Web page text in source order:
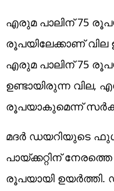
എരുമ പാലിന് 75
രൂപയിലേക്കാണ് വില
എരുമ പാലിന് 75
ഉണ്ടായിരുന്ന വില,
രൂപയാകുമെന്ന്
മദര്‍ ഡയറിയുടെ ഫുള്‍
പായ്ക്കറ്റിന്
രൂപയായി